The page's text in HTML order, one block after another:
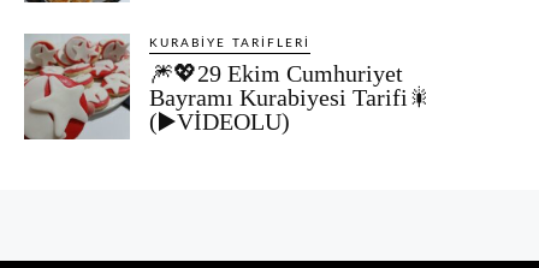
KURABIYE TARIFLERI
🎆💖29 Ekim Cumhuriyet
Bayramı Kurabiyesi Tarifi🎇
(▶️VİDEOLU)